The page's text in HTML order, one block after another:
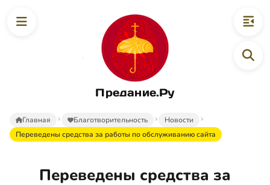
Предание.Ру
Главная Благотворительность
Новости
Переведены средства за работы по обслуживанию сайта
Переведены средства за